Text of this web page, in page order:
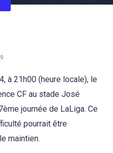
à 21h00 (heure locale), le
CF au stade José
journée de LaLiga. Ce
pourrait être
maintien.